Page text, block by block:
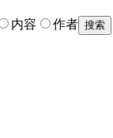
内容 作者